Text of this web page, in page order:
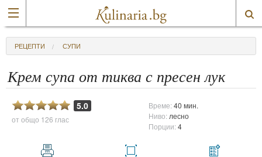
РЕЦЕПТИ СУПИ
Крем супа от тиква с пресен лук
5.0
от общо 126 глас
Време:40 мин.
Ниво: лесно
Порции:4